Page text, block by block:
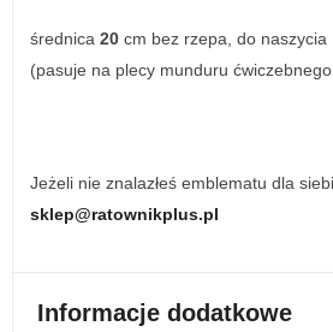
średnica 20 cm bez rzepa, do naszycia
(pasuje na plecy munduru
Jeżeli nie znalazłeś emblematu dla
sklep@ratownikplus.pl
Informacje dodatkowe